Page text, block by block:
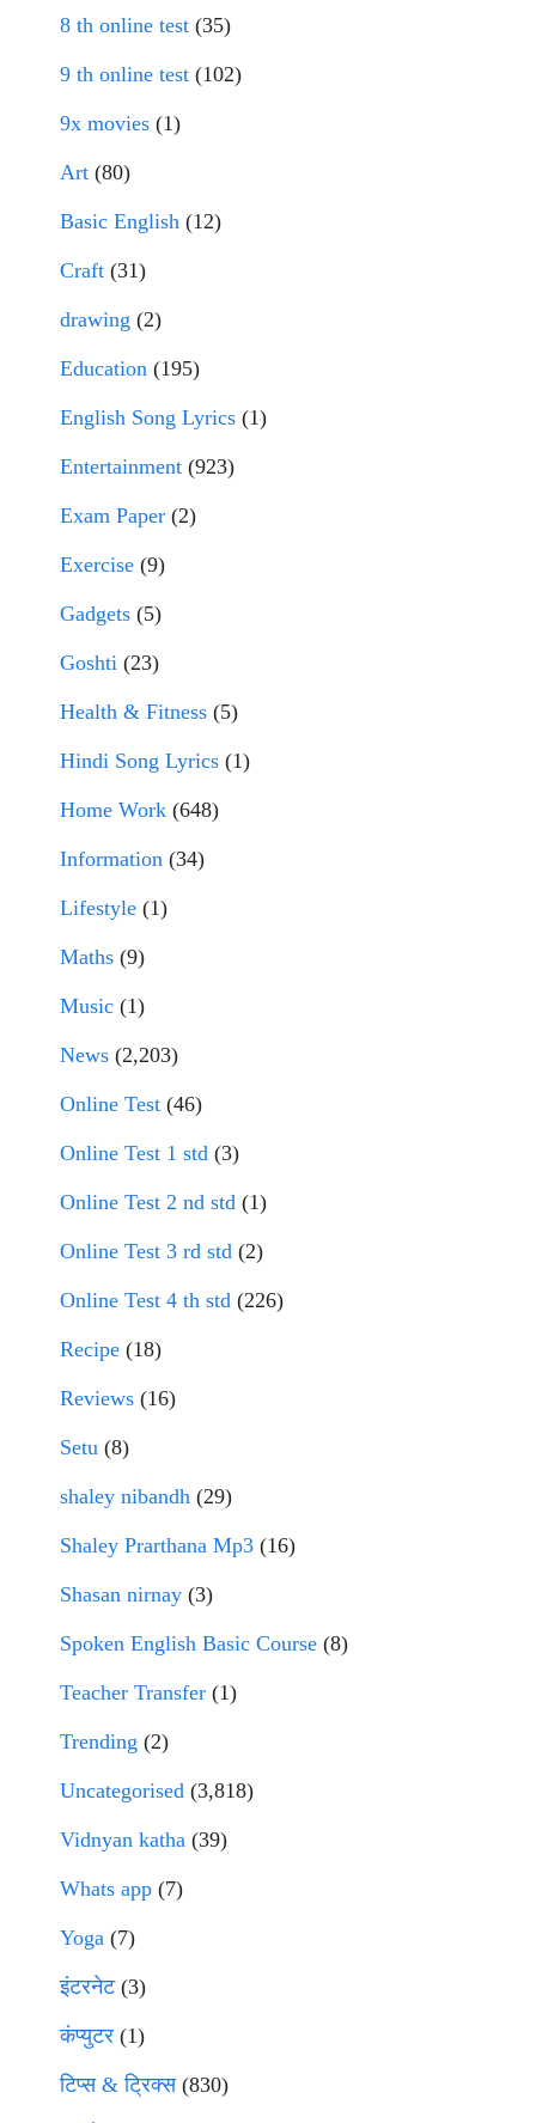
8 th online test (35)
9 th online test (102)
9x movies (1)
Art (80)
Basic English (12)
Craft (31)
drawing (2)
Education (195)
English Song Lyrics (1)
Entertainment (923)
Exam Paper (2)
Exercise (9)
Gadgets (5)
Goshti (23)
Health & Fitness (5)
Hindi Song Lyrics (1)
Home Work (648)
Information (34)
Lifestyle (1)
Maths (9)
Music (1)
News (2,203)
Online Test (46)
Online Test 1 std (3)
Online Test 2 nd std (1)
Online Test 3 rd std (2)
Online Test 4 th std (226)
Recipe (18)
Reviews (16)
Setu (8)
shaley nibandh (29)
Shaley Prarthana Mp3 (16)
Shasan nirnay (3)
Spoken English Basic Course (8)
Teacher Transfer (1)
Trending (2)
Uncategorised (3,818)
Vidnyan katha (39)
Whats app (7)
Yoga (7)
इंटरनेट(3)
कंप्युटर (1)
टिप्स & ट्रिक्स(830)